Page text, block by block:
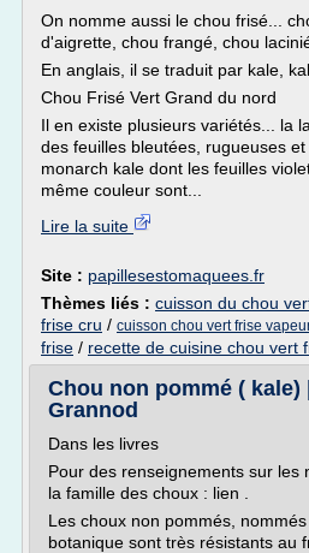
On nomme aussi le chou frisé...
d'aigrette, chou frangé, chou
En anglais, il se traduit par kale,
Chou Frisé Vert Grand du nord
Il en existe plusieurs variétés... la
des feuilles bleutées, rugueuses
monarch kale dont les feuilles
même couleur sont...
Lire la suite
Site : papillesestomaquees.fr
Thèmes liés : cuisson du chou
frise cru / cuisson chou vert frise
frise / recette de cuisine chou vert
Chou non pommé (
Grannod
Dans les livres
Pour des renseignements sur les
la famille des choux : lien .
Les choux non pommés,
botanique sont très résistants au